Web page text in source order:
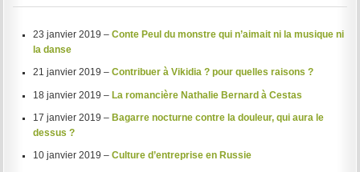
23 janvier 2019 – Conte Peul du monstre qui n’aimait ni la musique ni
la danse
21 janvier 2019 – Contribuer à Vikidia ? pour quelles raisons ?
18 janvier 2019 – La romancière Nathalie Bernard à Cestas
17 janvier 2019 – Bagarre nocturne contre la douleur, qui aura le
dessus ?
10 janvier 2019 – Culture d’entreprise en Russie